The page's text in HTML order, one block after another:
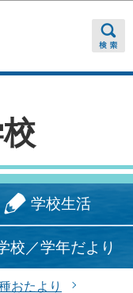
学校生活
校／学年だより
おたより